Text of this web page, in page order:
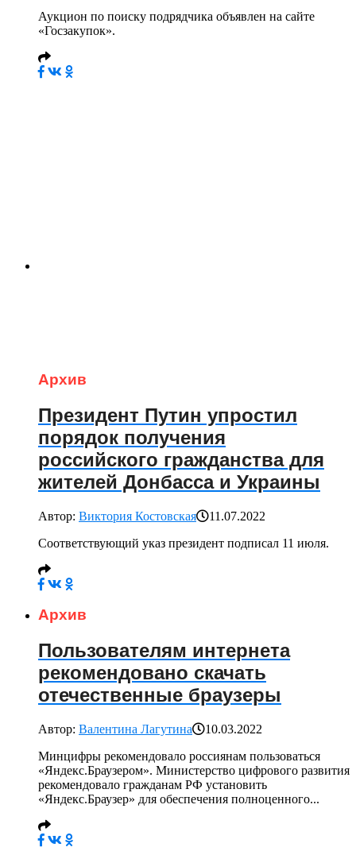
Аукцион по поиску подрядчика объявлен на сайте
«Госзакупок».
Архив
Президент Путин упростил
порядок получения
российского гражданства для
жителей Донбасса и Украины
Автор: Виктория Костовская
11.07.2022
Соответствующий указ президент подписал 11 июля.
Архив
Пользователям интернета
рекомендовано скачать
отечественные браузеры
Автор: Валентина Лагутина
10.03.2022
Минцифры рекомендовало россиянам пользоваться
«Яндекс.Браузером». Министерство цифрового развития
рекомендовало гражданам РФ установить
«Яндекс.Браузер» для обеспечения полноценного...